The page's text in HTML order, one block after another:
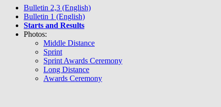
Bulletin 2,3 (English)
Bulletin 1 (English)
Starts and Results
Photos:
Middle Distance
Sprint
Sprint Awards Ceremony
Long Distance
Awards Ceremony